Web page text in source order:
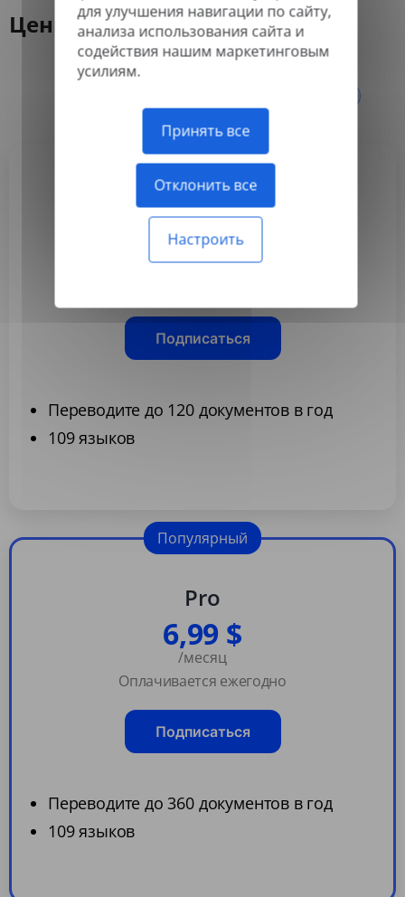
для улучшения навигации по сайту,
анализа использования сайта и
содействия нашим маркетинговым
усилиям.
Принять все
Отклонить все
Настроить
Цены
Basic
3,99 $
/месяц
Подписаться
Переводите до 120 документов в год
109 языков
Pro
6,99 $
/месяц
Оплачивается ежегодно
Подписаться
Переводите до 360 документов в год
109 языков
Популярный